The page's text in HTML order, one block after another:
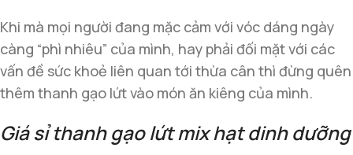
Khi mà mọi người đang mặc cảm với vóc dáng ngày
càng “phì nhiêu” của mình, hay phải đối mặt với các
vấn đề sức khoẻ liên quan tới thừa cân thì đừng quên
thêm thanh gạo lứt vào món ăn kiêng của mình.
Giá sỉ thanh gạo lứt mix hạt dinh dưỡng